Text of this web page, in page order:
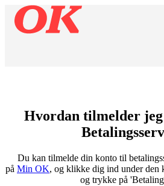
Hvordan tilmelder
​Du kan tilmelde din konto til
på Min OK, og klikke dig ind under den
og trykke på